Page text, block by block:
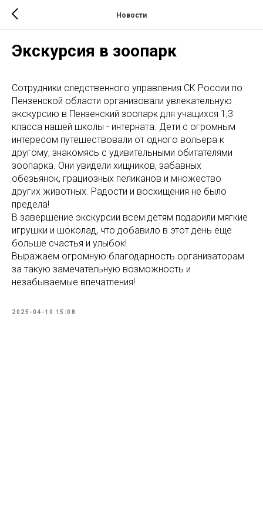
Новости
Экскурсия в зоопарк
Сотрудники следственного управления СК России по
Пензенской области организовали увлекательную
экскурсию в Пензенский зоопарк для учащихся 1,3
класса нашей школы - интерната. Дети с огромным
интересом путешествовали от одного вольера к
другому, знакомясь с удивительными обитателями
зоопарка. Они увидели хищников, забавных
обезьянок, грациозных пеликанов и множество
других животных. Радости и восхищения не было
предела!
В завершение экскурсии всем детям подарили мягкие
игрушки и шоколад, что добавило в этот день еще
больше счастья и улыбок!
Выражаем огромную благодарность организаторам
за такую замечательную возможность и
незабываемые впечатления!
2025-04-10 15:08